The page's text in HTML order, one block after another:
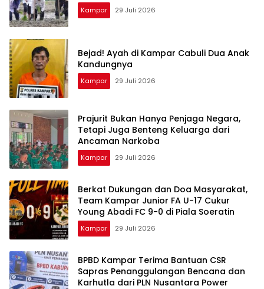
Kampar 29 Juli 2026
Bejad! Ayah di Kampar Cabuli Dua Anak
Kandungnya
Kampar 29 Juli 2026
Prajurit Bukan Hanya Penjaga Negara,
Tetapi Juga Benteng Keluarga dari
Ancaman Narkoba
Kampar 29 Juli 2026
Berkat Dukungan dan Doa Masyarakat,
Team Kampar Junior FA U-17 Cukur
Young Abadi FC 9-0 di Piala Soeratin
Kampar 29 Juli 2026
BPBD Kampar Terima Bantuan CSR
Sapras Penanggulangan Bencana dan
Karhutla dari PLN Nusantara Power